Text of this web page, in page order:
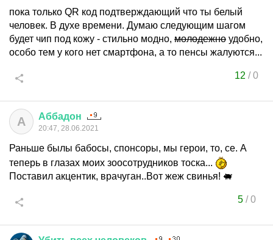
пока только QR код подтверждающий что ты белый
человек. В духе времени. Думаю следующим шагом
будет чип под кожу - стильно модно, молодежно удобно,
особо тем у кого нет смартфона, а то пенсы жалуются...
12 /0
А Аббадон
20:47, 28.06.2021
Раньше былы бабосы, спонсоры, мы герои, то, се. А
теперь в глазах моих зоосотрудников тоска...
Поставил акцентик, врачуган..Вот жеж свинья! 🐖
5/0